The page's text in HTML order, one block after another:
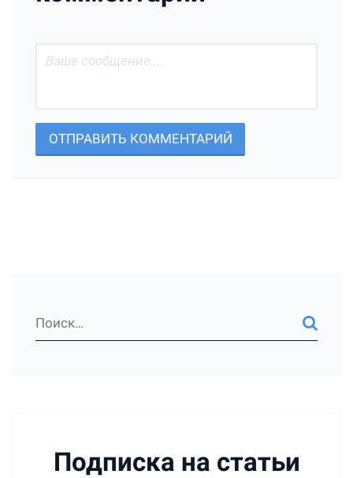
ОТПРАВИТЬ КОММЕНТАРИЙ
Подписка на статьи